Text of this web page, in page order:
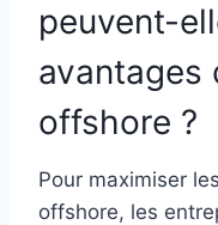
peuvent-
avantages
offshore ?
Pour maximiser
offshore, les